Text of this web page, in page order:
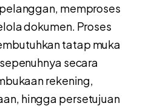
memproses
dokumen. Proses
tatap muka
secara
rekening,
hingga persetujuan